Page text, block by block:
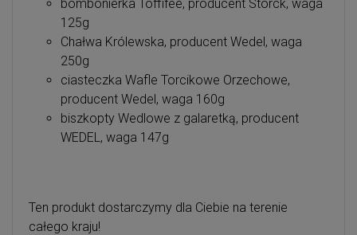
bombonierka Toffifee, producent Storck, waga
125g
Chałwa Królewska, producent Wedel, waga
250g
ciasteczka Wafle Torcikowe Orzechowe,
producent Wedel, waga 160g
biszkopty Wedlowe z galaretką, producent
WEDEL, waga 147g
Ten produkt dostarczymy dla Ciebie na terenie
całego kraju!